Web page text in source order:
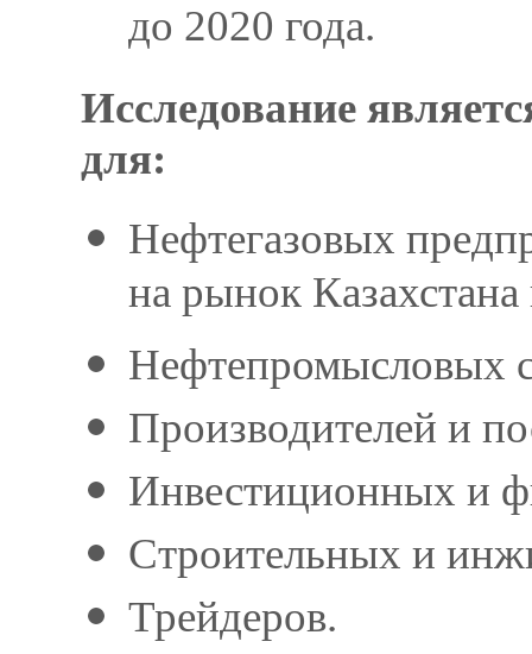
до 2020 года.
Исследование
для:
Нефтегазовых
на рынок
Нефтепромысловых
Производителей и
Инвестиционных и
Строительных и
Трейдеров.